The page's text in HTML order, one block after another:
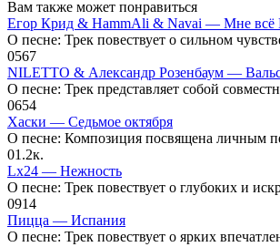
Вам также может понравиться
Егор Крид & HammAli & Navai — Мне всё
О песне: Трек повествует о сильном
0567
NILETTO & Александр Розенбаум —
О песне: Трек представляет собой
0654
Хаски — Седьмое октября
О песне: Композиция посвящена личным
01.2к.
Lx24 — Нежность
О песне: Трек повествует о глубоких и
0914
Пицца — Испания
О песне: Трек повествует о ярких